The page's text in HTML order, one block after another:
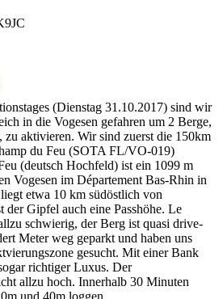
(Dienstag 31.10.2017) sind wir
in die Vogesen gefahren um 2 Berge,
zu aktivieren. Wir sind zuerst die 150km
du Feu (SOTA FL/VO-019)
(deutsch Hochfeld) ist ein 1099 m
Vogesen im Département Bas-Rhin in
etwa 10 km südöstlich von
der Gipfel auch eine Passhöhe. Le
schwierig, der Berg ist quasi drive-
Meter weg geparkt und haben uns
gesucht. Mit einer Bank
richtiger Luxus. Der
allzu hoch. Innerhalb 30 Minuten
und 40m loggen.